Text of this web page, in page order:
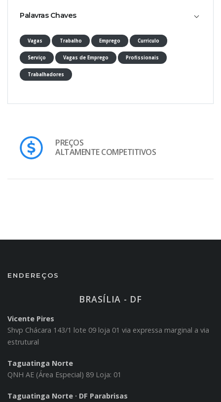
Palavras Chaves
Vagas Trabalho Emprego Curriculo
Serviço Vagas de Emprego Profissionais
Trabalhadores
PREÇOS
ALTAMENTE COMPETITIVOS
ENDEREÇOS
BRASÍLIA - DF
Vicente Pires
Shvp Chácara 143/1 lote 09 loja 01 via expressa marginal a via
estrutural
Taguatinga Norte
QNH AE (Área Especial) 89 Loja: 01
Taguatinga Norte · DF Parabrisas